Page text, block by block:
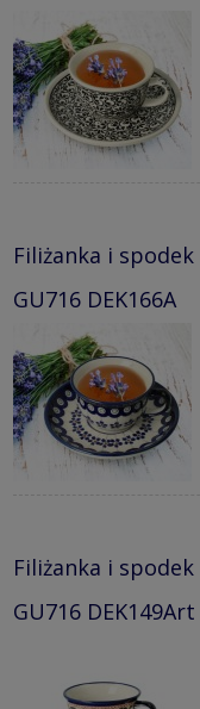
Filiżanka i spodek
GU716 DEK166A
Filiżanka i spodek
GU716 DEK149Art